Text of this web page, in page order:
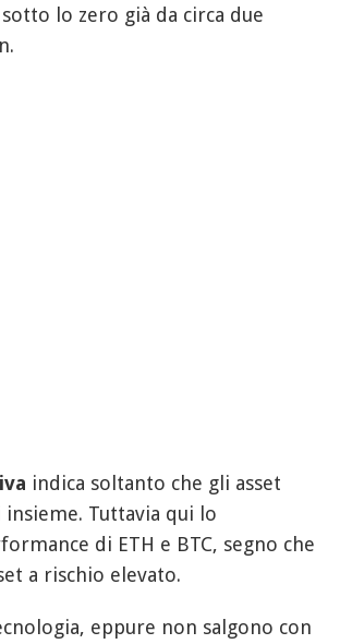
lo zero già da circa due
indica soltanto che gli asset
Tuttavia qui lo
di ETH e BTC, segno che
a rischio elevato.
eppure non salgono con